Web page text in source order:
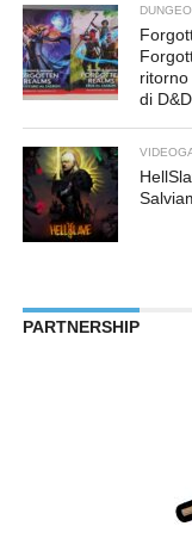
di D&D
PARTNERSHIP